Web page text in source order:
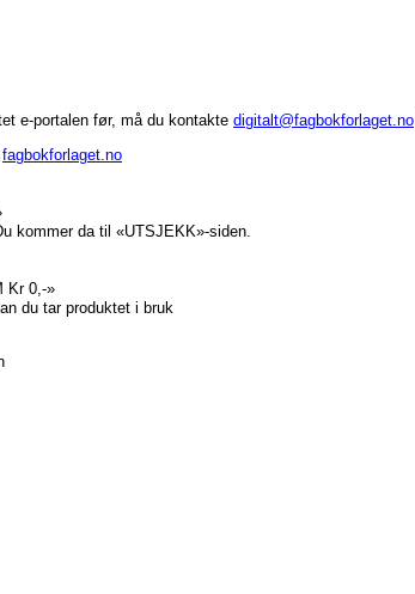
e-portalen før, må du kontakte digitalt@fagbokforlaget.no
fagbokforlaget.no
kommer da til «UTSJEKK»-siden.
Kr 0,-»
du tar produktet i bruk